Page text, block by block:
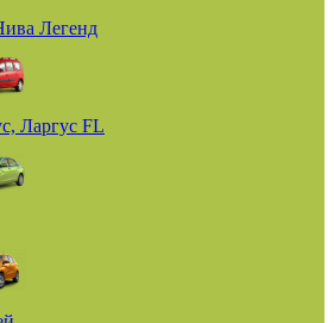
Легенд
Ларгус FL